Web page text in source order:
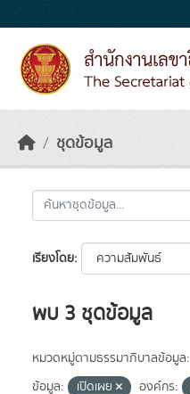
ชุดข้อมูล
เรียงโดย
พบ 3 ชุดข้อมูล
หมวดหมู่ตามธรรมาภิบาลข้อมูล:
ข้อมูล:
เปิดเผย องค์กร: